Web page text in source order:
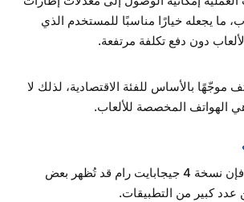
ما يجعله خيارًا مناسبًا للمستخدم الذي
دون دفع تكلفة مرتفعة.
موجّهًا بالأساس للفئة الاقتصادية، لذلك لا
الهواتف المخصصة للألعاب.
رغم كفاءة المعالج، فإن نسخة 4 جيجابايت رام قد تُظهر بعض
عدد كبير من التطبيقات.